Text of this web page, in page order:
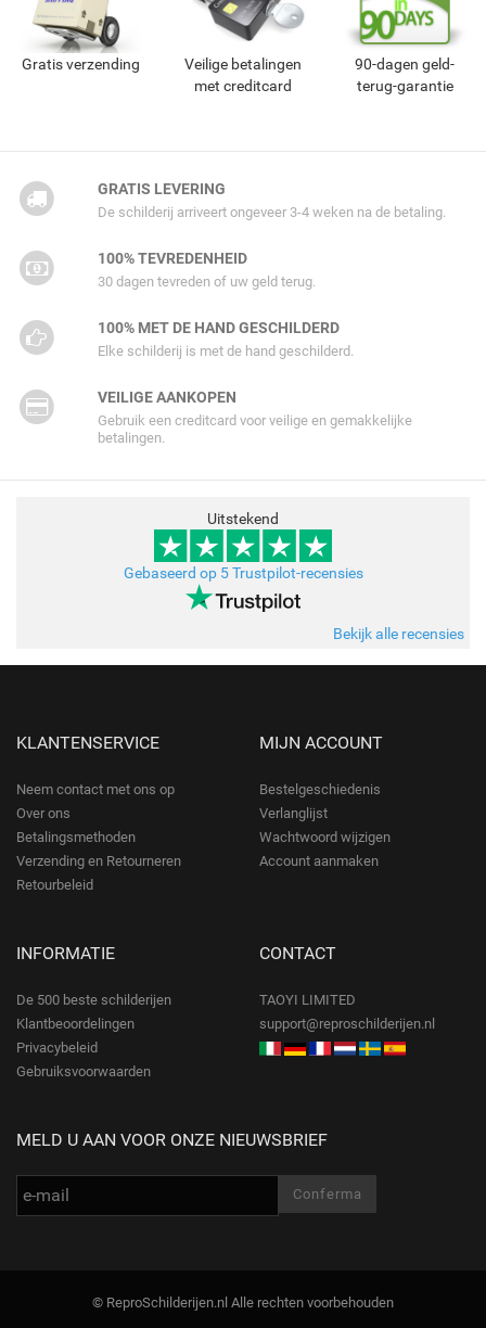
Gratis verzending
Veilige betalingen
met creditcard
90-dagen geld-
terug-garantie
GRATIS LEVERING
De schilderij arriveert ongeveer 3-4 weken na de betaling.
100% TEVREDENHEID
30 dagen tevreden of uw geld terug.
100% MET DE HAND GESCHILDERD
Elke schilderij is met de hand geschilderd.
VEILIGE AANKOPEN
Gebruik een creditcard voor veilige en gemakkelijke
betalingen.
Uitstekend
Gebaseerd op 5 Trustpilot-recensies
Bekijk alle recensies
KLANTENSERVICE
Neem contact met ons op
Over ons
Betalingsmethoden
Verzending en Retourneren
Retourbeleid
MIJN ACCOUNT
Bestelgeschiedenis
Verlanglijst
Wachtwoord wijzigen
Account aanmaken
INFORMATIE
De 500 beste schilderijen
Klantbeoordelingen
Privacybeleid
Gebruiksvoorwaarden
CONTACT
TAOYI LIMITED
support@reproschilderijen.nl
MELD U AAN VOOR ONZE NIEUWSBRIEF
© ReproSchilderijen.nl Alle rechten voorbehouden